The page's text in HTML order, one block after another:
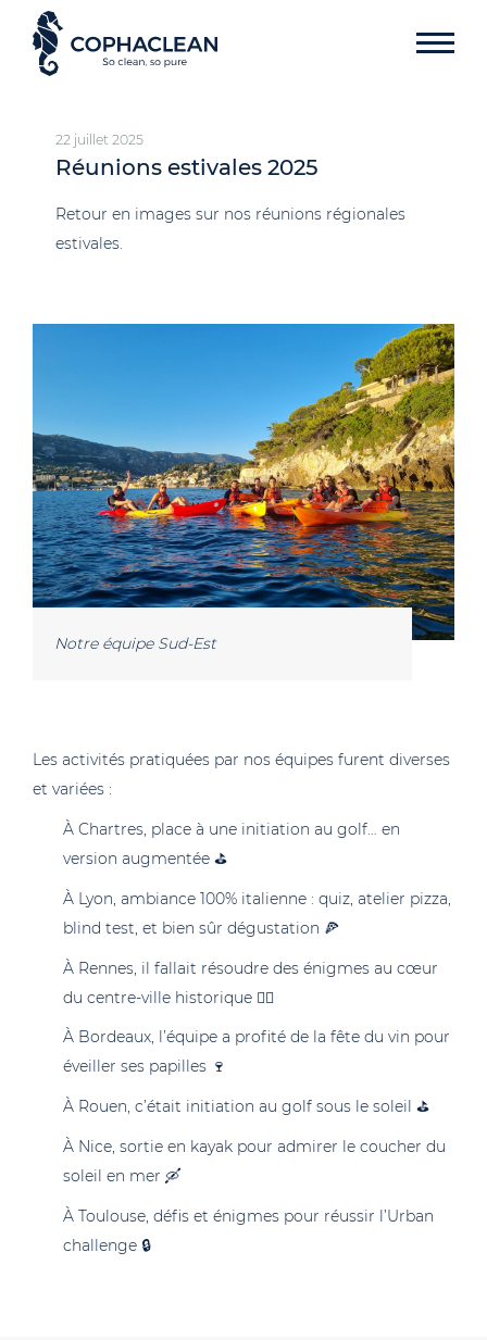
22 juillet 2025
Réunions estivales 2025
Retour en images sur nos réunions régionales
estivales.
Notre équipe Sud-Est
Les activités pratiquées par nos équipes furent diverses
et variées :
À Chartres, place à une initiation au golf… en
version augmentée ⛳
À Lyon, ambiance 100% italienne : quiz, atelier pizza,
blind test, et bien sûr dégustation 🍕
À Rennes, il fallait résoudre des énigmes au cœur
du centre-ville historique 🕵‍♀️
À Bordeaux, l’équipe a profité de la fête du vin pour
éveiller ses papilles 🍷
À Rouen, c’était initiation au golf sous le soleil ⛳
À Nice, sortie en kayak pour admirer le coucher du
soleil en mer 🛶
À Toulouse, défis et énigmes pour réussir l’Urban
challenge 🔒